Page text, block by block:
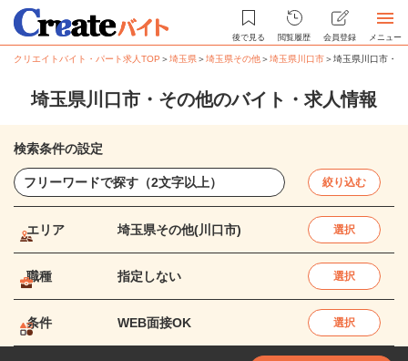
後で見る 閲覧履歴 会員登録 メニュー
クリエイトバイト・パート求人TOP ＞埼玉県＞埼玉県その他＞埼玉県川口市＞埼玉県川口市・
埼玉県川口市・その他のバイト・求人情報
検索条件の設定
絞り込む
エリア 埼玉県その他(川口市) 選択
職種 指定しない 選択
条件 WEB面接OK 選択